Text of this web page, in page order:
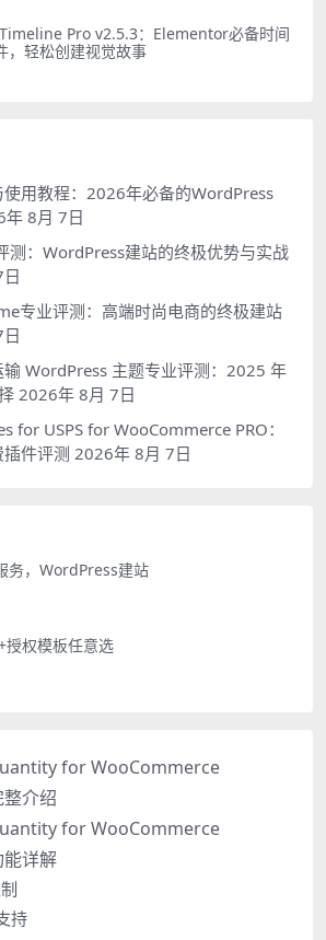
Pro v2.5.3：Elementor必备时间
，轻松创建视觉故事
使用教程：2026年必备的WordPress
年 8月 7日
测：WordPress建站的终极优势与实战
专业评测：高端时尚电商的终极建站
WordPress 主题专业评测：2025 年
2026年 8月 7日
for USPS for WooCommerce PRO：
插件评测 2026年 8月 7日
务，WordPress建站
授权模板任意选
for WooCommerce
介绍
for WooCommerce
详解
持